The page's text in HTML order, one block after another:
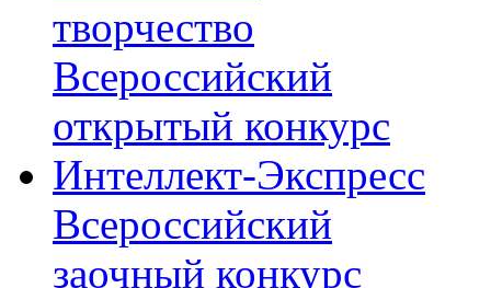
творчество
Всероссийский
открытый конкурс
Интеллект-Экспресс
Всероссийский
заочный конкурс